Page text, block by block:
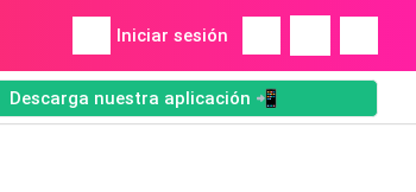
Iniciar sesión
Descarga nuestra aplicación 📲